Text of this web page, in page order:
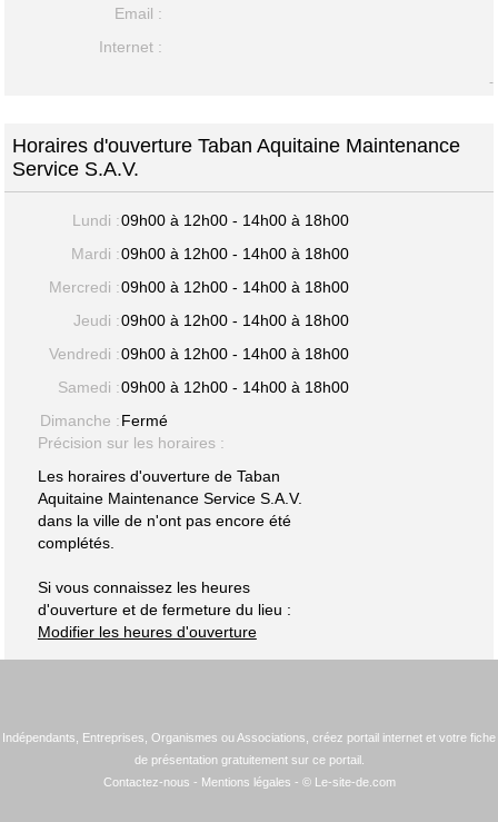
Email :
Internet :
-
Horaires d'ouverture Taban Aquitaine Maintenance
Service S.A.V.
Lundi :09h00 à 12h00 - 14h00 à 18h00
Mardi :09h00 à 12h00 - 14h00 à 18h00
Mercredi :09h00 à 12h00 - 14h00 à 18h00
Jeudi :09h00 à 12h00 - 14h00 à 18h00
Vendredi :09h00 à 12h00 - 14h00 à 18h00
Samedi :09h00 à 12h00 - 14h00 à 18h00
Dimanche :Fermé
Précision sur les horaires :
Les horaires d'ouverture de Taban
Aquitaine Maintenance Service S.A.V.
dans la ville de n'ont pas encore été
complétés.
Si vous connaissez les heures
d'ouverture et de fermeture du lieu :
Modifier les heures d'ouverture
Indépendants, Entreprises, Organismes ou Associations, créez portail internet et votre fiche
de présentation gratuitement sur ce portail.
Contactez-nous - Mentions légales - © Le-site-de.com